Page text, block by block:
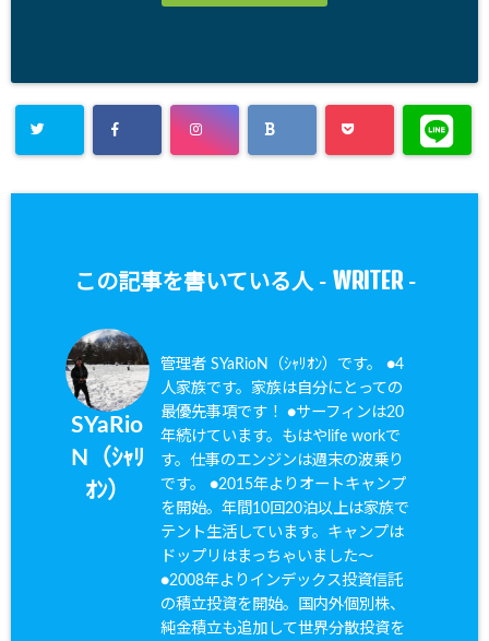
この記事を書いている人 - WRITER-
SYaRio
N（ｼｬﾘ
ｵﾝ）
管理者 SYaRioN（ｼｬﾘｵﾝ）です。 ●4
人家族です。家族は自分にとっての
最優先事項です！ ●サーフィンは20
年続けています。もはやlife workで
す。仕事のエンジンは週末の波乗り
です。 ●2015年よりオートキャンプ
を開始。年間10回20泊以上は家族で
テント生活しています。キャンプは
ドップリはまっちゃいました〜
●2008年よりインデックス投資信託
の積立投資を開始。国内外個別株、
純金積立も追加して世界分散投資を